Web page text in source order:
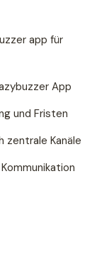
app für
App
und Fristen
zentrale Kanäle